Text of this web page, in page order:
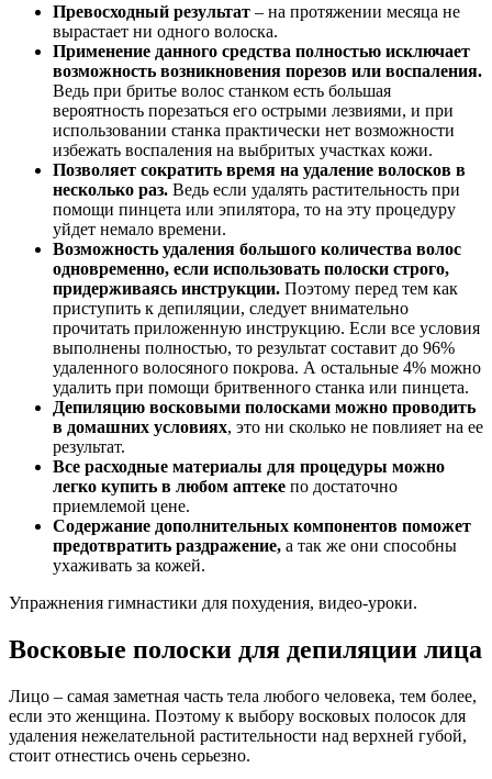
Превосходный результат – на протяжении месяца не
вырастает ни одного волоска.
Применение данного средства полностью исключает
возможность возникновения порезов или воспаления.
Ведь при бритье волос станком есть большая
вероятность порезаться его острыми лезвиями, и при
использовании станка практически нет возможности
избежать воспаления на выбритых участках кожи.
Позволяет сократить время на удаление волосков в
несколько раз. Ведь если удалять растительность при
помощи пинцета или эпилятора, то на эту процедуру
уйдет немало времени.
Возможность удаления большого количества волос
одновременно, если использовать полоски строго,
придерживаясь инструкции. Поэтому перед тем как
приступить к депиляции, следует внимательно
прочитать приложенную инструкцию. Если все условия
выполнены полностью, то результат составит до 96%
удаленного волосяного покрова. А остальные 4% можно
удалить при помощи бритвенного станка или пинцета.
Депиляцию восковыми полосками можно проводить
в домашних условиях, это ни сколько не повлияет на ее
результат.
Все расходные материалы для процедуры можно
легко купить в любом аптеке по достаточно
приемлемой цене.
Содержание дополнительных компонентов поможет
предотвратить раздражение, а так же они способны
ухаживать за кожей.
Упражнения гимнастики для похудения, видео-уроки.
Восковые полоски для депиляции лица
Лицо – самая заметная часть тела любого человека, тем более,
если это женщина. Поэтому к выбору восковых полосок для
удаления нежелательной растительности над верхней губой,
стоит отнестись очень серьезно.